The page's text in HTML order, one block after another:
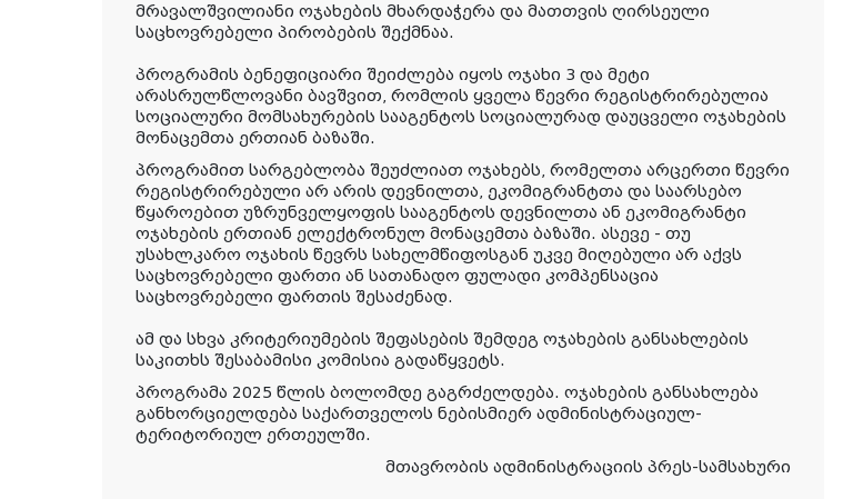
მრავალშვილიანი ოჯახების მხარდაჭერა და მათთვის ღირსეული
საცხოვრებელი პირობების შექმნაა.
პროგრამის ბენეფიციარი შეიძლება იყოს ოჯახი 3 და მეტი
არასრულწლოვანი ბავშვით, რომლის ყველა წევრი რეგისტრირებულია
სოციალური მომსახურების სააგენტოს სოციალურად დაუცველი ოჯახების
მონაცემთა ერთიან ბაზაში.
პროგრამით სარგებლობა შეუძლიათ ოჯახებს, რომელთა არცერთი წევრი
რეგისტრირებული არ არის დევნილთა, ეკომიგრანტთა და საარსებო
წყაროებით უზრუნველყოფის სააგენტოს დევნილთა ან ეკომიგრანტი
ოჯახების ერთიან ელექტრონულ მონაცემთა ბაზაში. ასევე - თუ
უსახლკარო ოჯახის წევრს სახელმწიფოსგან უკვე მიღებული არ აქვს
საცხოვრებელი ფართი ან სათანადო ფულადი კომპენსაცია
საცხოვრებელი ფართის შესაძენად.
ამ და სხვა კრიტერიუმების შეფასების შემდეგ ოჯახების განსახლების
საკითხს შესაბამისი კომისია გადაწყვეტს.
პროგრამა 2025 წლის ბოლომდე გაგრძელდება. ოჯახების განსახლება
განხორციელდება საქართველოს ნებისმიერ ადმინისტრაციულ-
ტერიტორიულ ერთეულში.
მთავრობის ადმინისტრაციის პრეს-სამსახური